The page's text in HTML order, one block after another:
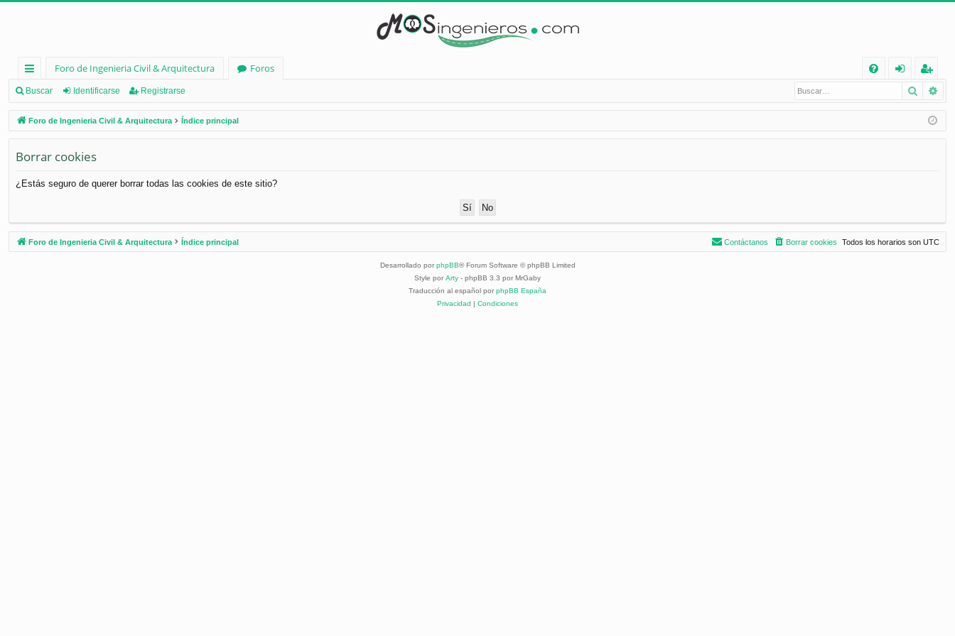
nl
ac
es
rá
pi
os
Foro de Ingenieria Civil & Arquitectura
Foros
Q
nt
ifi
eg
ist
ra
Buscar Identificarse Registrarse Buscar
Foro de Ingenieria Civil & Arquitectura Índice principal
Borrar cookies
¿Estás seguro de querer borrar todas las cookies de este sitio?
Foro de Ingenieria Civil & Arquitectura Índice principal Todos los horarios son UTC
Borrar cookies
Contáctanos
Desarrollado por phpBB® Forum Software © phpBB Limited
Style por Arty - phpBB 3.3 por MrGaby
Traducción al español por phpBB España
Privacidad | Condiciones